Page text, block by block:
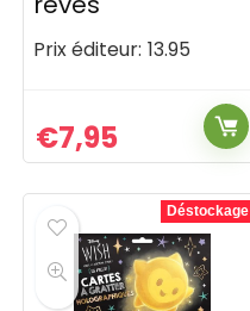
Prix éditeur: 13.95
€7,95
Déstockage